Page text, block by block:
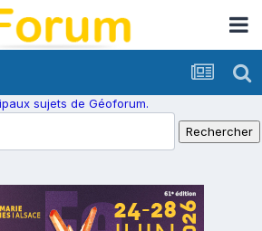
sujets de Géoforum.